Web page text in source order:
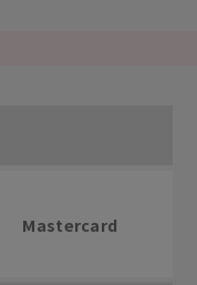
Mastercard